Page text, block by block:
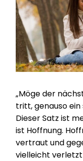
„Möge der
tritt, genauso ein
Dieser Satz ist
ist Hoffnung.
vertraut und
vielleicht